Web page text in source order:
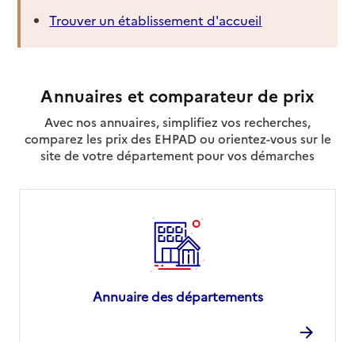
Trouver un établissement d'accueil
Annuaires et comparateur de prix
Avec nos annuaires, simplifiez vos recherches,
comparez les prix des EHPAD ou orientez-vous sur le
site de votre département pour vos démarches
Annuaire des départements